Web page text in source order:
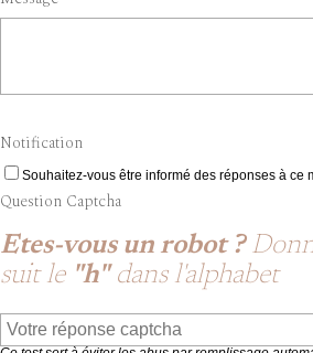
Notification
Souhaitez-vous être informé des réponses à ce
Question Captcha
Etes-vous un robot ?
suit le "h"dans l'alphabet